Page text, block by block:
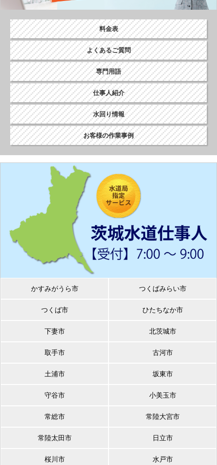
ョ
ン
料金表
よくあるご質問
専門用語
仕事人紹介
水回り情報
お客様の作業事例
かすみがうら市 つくばみらい市
つくば市 ひたちなか市
下妻市 北茨城市
取手市 古河市
土浦市 坂東市
守谷市 小美玉市
常総市 常陸大宮市
常陸太田市 日立市
桜川市 水戸市